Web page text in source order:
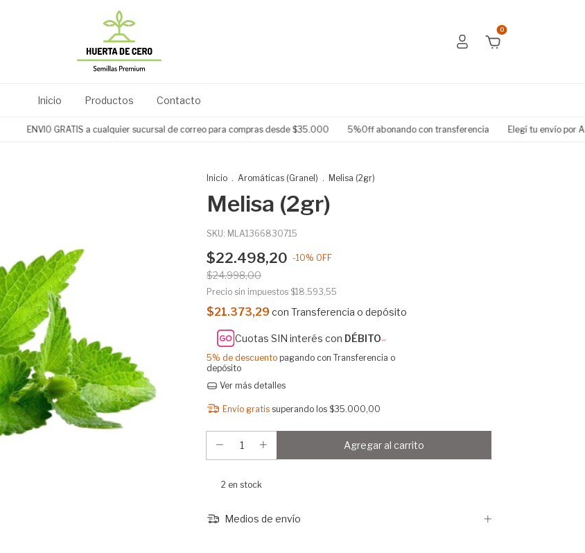
0
Inicio Productos Contacto
ENVIO GRATIS a cualquier sucursal de correo para compras desde $35.000 5%Off abonando con transferencia Elegí tu envío por
Inicio . Aromáticas (Granel) . Melisa (2gr)
Melisa (2gr)
SKU: MLA1366830715
$22.498,20 -10% OFF
$24.998,00
Precio sin impuestos $18.593,55
$21.373,29 con Transferencia o depósito
Cuotas SIN interés con DÉBITO
5% de descuento pagando con Transferencia o
depósito
Ver más detalles
Envío gratis superando los $35.000,00
2 en stock
Medios de envío